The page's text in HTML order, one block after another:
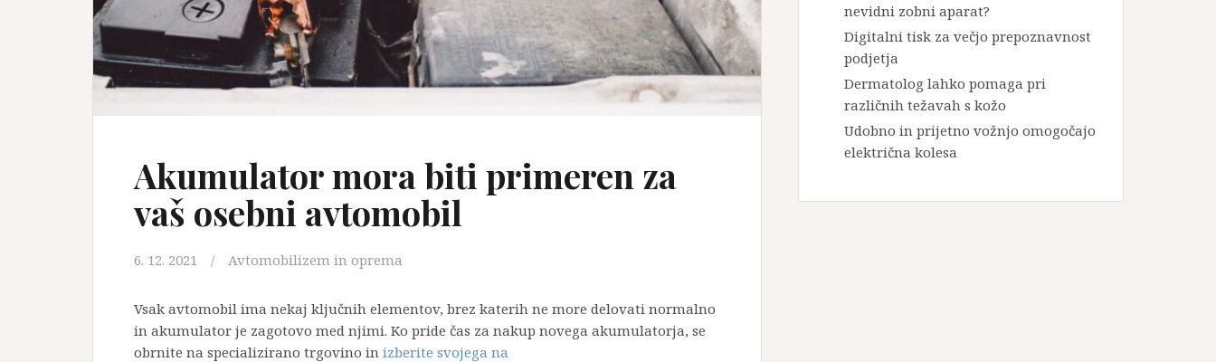
Akumulator mora biti primeren za
vaš osebni avtomobil
6. 12. 2021 Avtomobilizem in oprema
Vsak avtomobil ima nekaj ključnih elementov, brez katerih ne more delovati normalno
in akumulator je zagotovo med njimi. Ko pride čas za nakup novega akumulatorja, se
obrnite na specializirano trgovino in izberite svojega na
nevidni zobni aparat?
Digitalni tisk za večjo prepoznavnost
podjetja
Dermatolog lahko pomaga pri
različnih težavah s kožo
Udobno in prijetno vožnjo omogočajo
električna kolesa